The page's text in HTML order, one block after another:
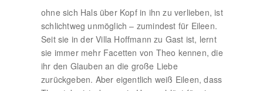
ohne sich Hals über Kopf in ihn zu verlieben, ist
schlichtweg unmöglich – zumindest für Eileen.
Seit sie in der Villa Hoffmann zu Gast ist, lernt
sie immer mehr Facetten von Theo kennen, die
ihr den Glauben an die große Liebe
zurückgeben. Aber eigentlich weiß Eileen, dass